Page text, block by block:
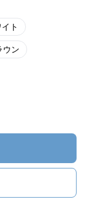
ト
ウン